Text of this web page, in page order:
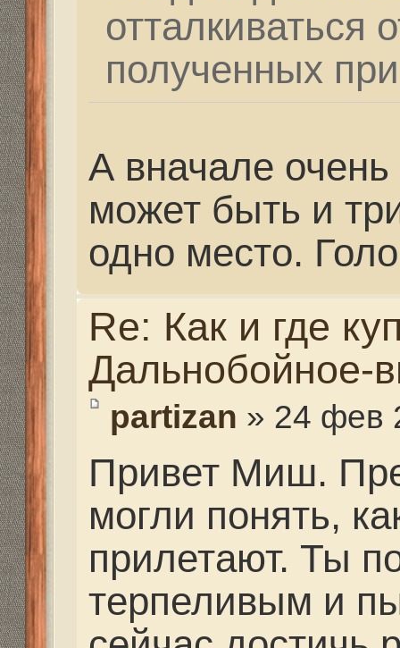
Re: Как и где купить
Дальнобойное-
partizan» 25 фев 2021,
Мастеров, которые
одноклассниках я
люди дали контакты
тоже делают... они на
телефоны...
Где они находятся,
не знаю.
Заярный Алексей
91-05
Гаврилов Андрей 8-
Алан Эрнесто Че 8-
Re: Как и где купить
Дальнобойное-
Mikhalich» 25 фев